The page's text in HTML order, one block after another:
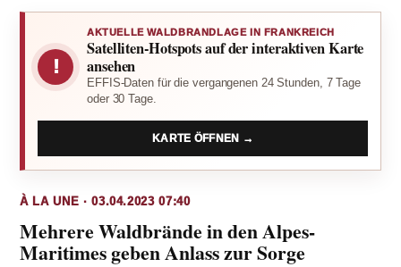
!
AKTUELLE WALDBRANDLAGE IN FRANKREICH
Satelliten-Hotspots auf der interaktiven Karte
ansehen
EFFIS-Daten für die vergangenen 24 Stunden, 7 Tage
oder 30 Tage.
KARTE ÖFFNEN →
À LA UNE · 03.04.2023 07:40
Mehrere Waldbrände in den Alpes-
Maritimes geben Anlass zur Sorge